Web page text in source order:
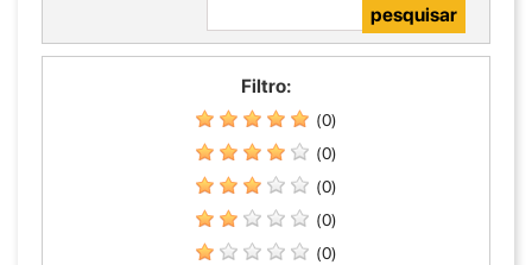
Filtro:
(0)
(0)
(0)
(0)
(0)